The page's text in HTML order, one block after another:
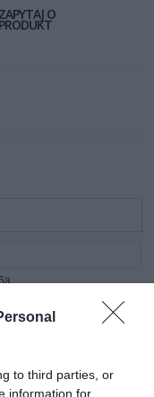
to third parties, or
information for
ZAPYTAJ O
PRODUKT